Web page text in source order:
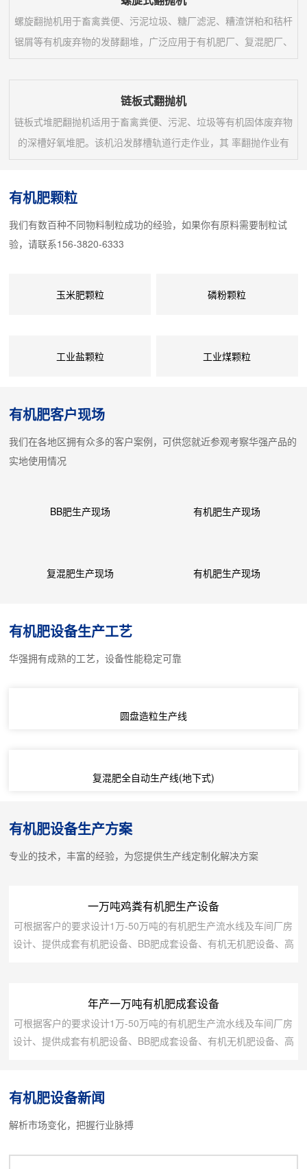
螺旋翻抛机用于畜禽粪便、污泥垃圾、糖厂滤泥、糟渣饼粕和秸杆
锯屑等有机废弃物的发酵翻堆，广泛应用于有机肥厂、复混肥厂、
使用。与移行机配套使用可实现一机多槽用的功能。与其配套的发
酵槽既可连续出料也可批量出料。效率高，运行平稳，坚固耐用，
翻抛均匀。螺旋翻抛机是好氧动态堆肥的核心设备。...
链板式翻抛机
链板式堆肥翻抛机适用于畜禽粪便、污泥、垃圾等有机固体废弃物
的深槽好氧堆肥。该机沿发酵槽轨道行走作业，其 率翻抛作业有
托板结构，翻抛阻力小省电节能，适合深槽作业。2、翻抛托板配
备柔性张紧和弹性减震系统，保护传动系统和工作部件 作业。3、
翻抛托板上装有可拆换的耐磨曲面齿刀390...
有机肥颗粒
我们有数百种不同物料制粒成功的经验，如果你有原料需要制粒试
验，请联系156-3820-6333
玉米肥颗粒 磷粉颗粒
工业盐颗粒 工业煤颗粒
有机肥客户现场
我们在各地区拥有众多的客户案例，可供您就近参观考察华强产品的
实地使用情况
BB肥生产现场 有机肥生产现场
复混肥生产现场 有机肥生产现场
有机肥设备生产工艺
华强拥有成熟的工艺，设备性能稳定可靠
圆盘造粒生产线
复混肥全自动生产线(地下式)
有机肥设备生产方案
专业的技术，丰富的经验，为您提供生产线定制化解决方案
一万吨鸡粪有机肥生产设备
可根据客户的要求设计1万-50万吨的有机肥生产流水线及车间厂房
设计、提供成套有机肥设备、BB肥成套设备、有机无机肥设备、高
设备及鸡粪等高湿物料烘干发酵设备.备注设备名称规格型号装机容
台4造粒机1型55...
年产一万吨有机肥成套设备
可根据客户的要求设计1万-50万吨的有机肥生产流水线及车间厂房
设计、提供成套有机肥设备、BB肥成套设备、有机无机肥设备、高
设备及鸡粪等高湿物料烘干发酵设备.备注设备名称规格型号装机容
台4造粒机P4型2...
有机肥设备新闻
解析市场变化，把握行业脉搏